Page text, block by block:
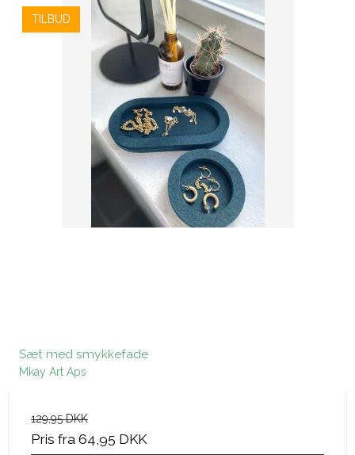
TILBUD
Sæt med smykkefade
Mkay Art Aps
129,95 DKK
Pris fra 64,95 DKK